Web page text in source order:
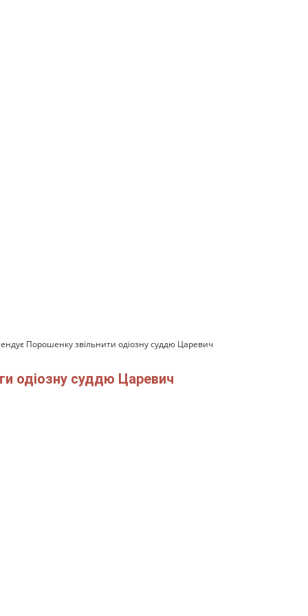
Порошенку звільнити одіозну суддю Царевич
одіозну суддю Царевич